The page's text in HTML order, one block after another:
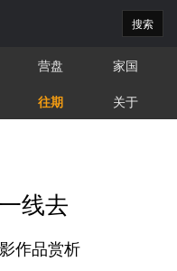
搜索
营盘
家国
往期 关于
线去
作品赏析